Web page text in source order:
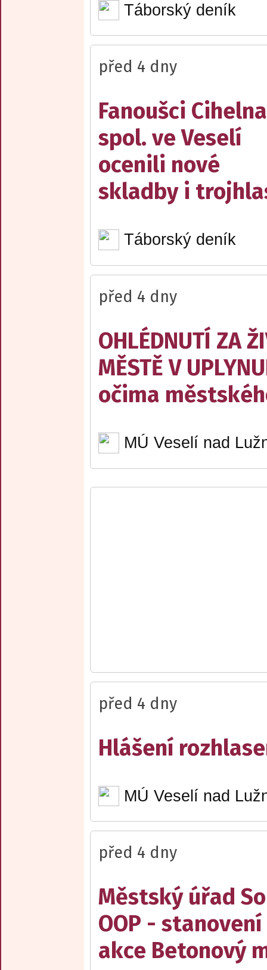
Táborský deník
před 4 dny
Fanoušci
spol. ve Veselí
ocenili nové
skladby i
Táborský deník
před 4 dny
OHLÉDNUTÍ ZA
MĚSTĚ V
očima
MÚ Veselí nad
před 4 dny
Hlášení
MÚ Veselí nad
před 4 dny
Městský úřad
OOP -
akce Betonový